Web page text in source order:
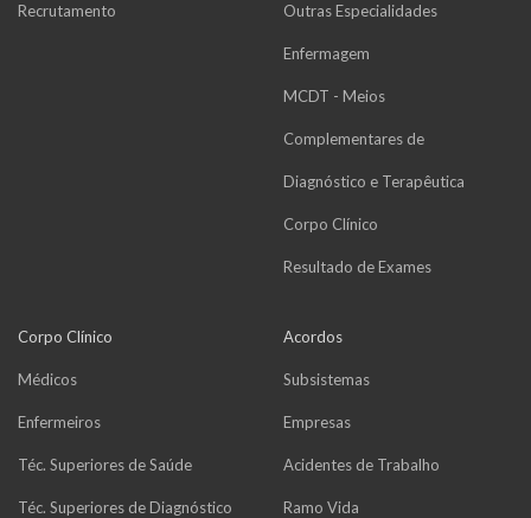
Recrutamento Outras Especialidades
Enfermagem
MCDT - Meios
Complementares de
Diagnóstico e Terapêutica
Corpo Clínico
Resultado de Exames
Corpo Clínico
Médicos
Enfermeiros
Téc. Superiores de Saúde
Téc. Superiores de Diagnóstico
Acordos
Subsistemas
Empresas
Acidentes de Trabalho
Ramo Vida